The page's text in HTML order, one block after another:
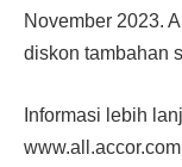
November 2023.
diskon tambahan
Informasi lebih